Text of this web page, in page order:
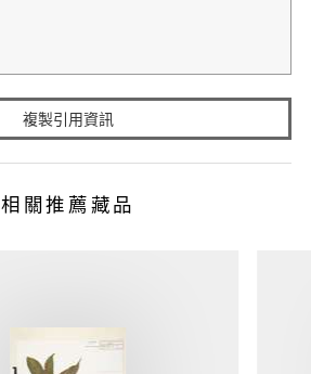
複製引用資訊
相關推薦藏品